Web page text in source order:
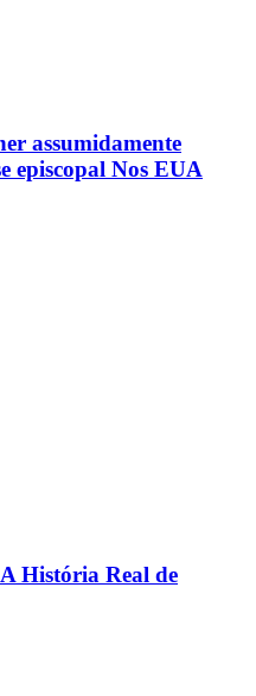
assumidamente
episcopal Nos EUA
História Real de